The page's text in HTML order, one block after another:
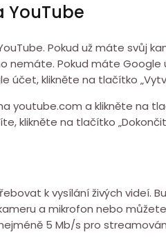
YouTube
Pokud už máte svůj
Pokud máte
účet, klikněte na tlačítko
youtube.com a klikněte na
klikněte na tlačítko
k vysílání živých
a mikrofon nebo
5 Mb/s pro